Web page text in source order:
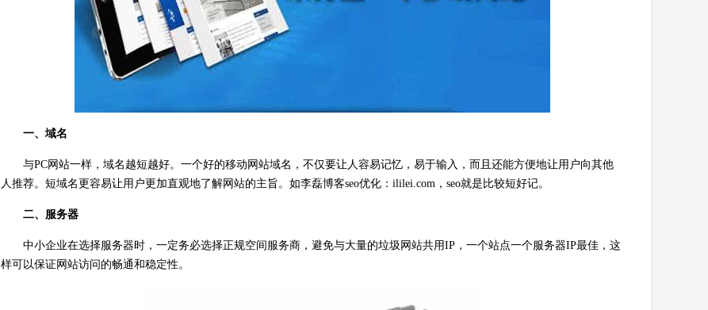
一、域名
与PC网站一样，域名越短越好。一个好的移动网站域名，不仅要让人容易记忆，易于输入，而且还能方便地让用户向其他
人推荐。短域名更容易让用户更加直观地了解网站的主旨。如李磊博客seo优化：ililei.com，seo就是比较短好记。
二、服务器
中小企业在选择服务器时，一定务必选择正规空间服务商，避免与大量的垃圾网站共用IP，一个站点一个服务器IP最佳，这
样可以保证网站访问的畅通和稳定性。